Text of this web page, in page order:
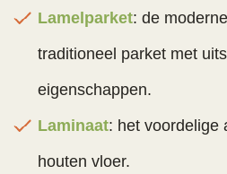
Lamelparket: de
traditioneel parket met
eigenschappen.
Laminaat: het voordelige
houten vloer.